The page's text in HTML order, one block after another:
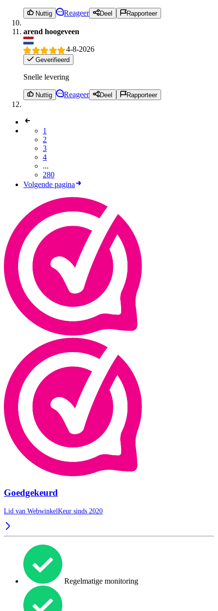
Nuttig Reageer Deel Rapporteer
arend hoogeveen
4-8-2026
Geverifieerd
Snelle levering
Nuttig Reageer Deel Rapporteer
1
2
3
4
...
280
Volgende pagina
Goedgekeurd
Lid van WebwinkelKeur sinds 2020
Regelmatige monitoring